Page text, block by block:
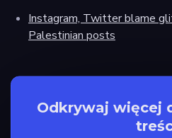
Instagram, Twitter blame
Palestinian posts
Odkrywaj więcej